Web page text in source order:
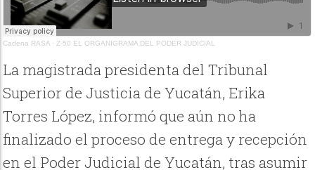
Cadena RASA · Z-50 EL ORGANIGRAMA DEL PODER JUDICIAL
La magistrada presidenta del Tribunal
Superior de Justicia de Yucatán, Erika
Torres López, informó que aún no ha
finalizado el proceso de entrega y recepción
en el Poder Judicial de Yucatán, tras asumir